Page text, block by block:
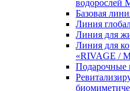
водорослей
Базовая
Линия
Линия для
Линия для
«RIVAGE /
Подарочные